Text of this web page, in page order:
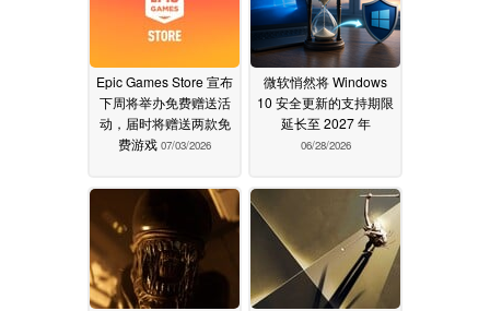
Epic Games Store 宣布
下周将举办免费赠送活
动，届时将赠送两款免
费游戏 07/03/2026
微软悄然将 Windows
10 安全更新的支持期限
延长至 2027 年
06/28/2026